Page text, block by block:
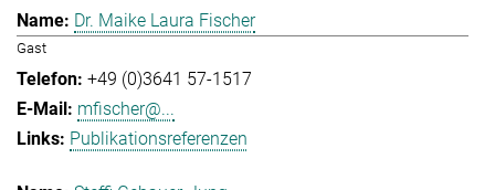
Dr. Maike Laura Fischer
Gast
+49 (0)3641 57-1517
mfischer@...
Publikationsreferenzen